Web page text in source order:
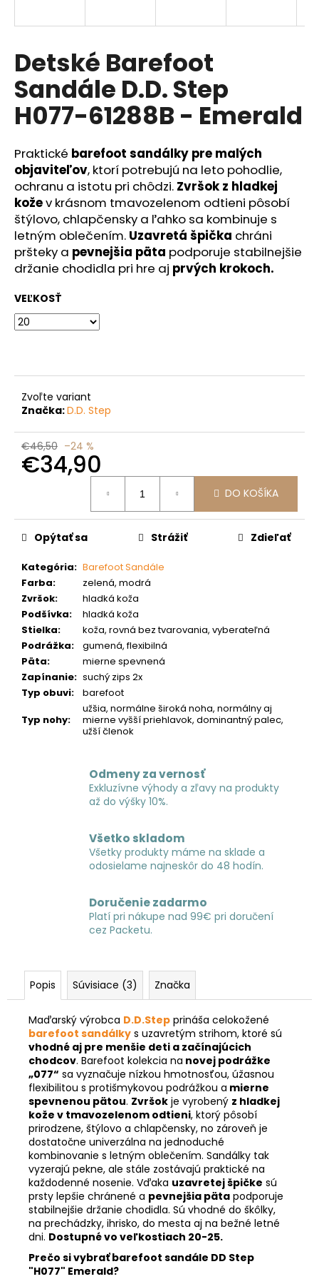
Detské Barefoot
Sandále D.D. Step
H077-61288B - Emerald
Praktické barefoot sandálky pre malých
objaviteľov, ktorí potrebujú na leto pohodlie,
ochranu a istotu pri chôdzi. Zvršok z hladkej
kožev krásnom tmavozelenom odtieni pôsobí
štýlovo, chlapčensky a ľahko sa kombinuje s
letným oblečením. Uzavretá špička chráni
pršteky a pevnejšia päta podporuje stabilnejšie
držanie chodidla pri hre aj prvých krokoch.
VEĽKOSŤ
Zvoľte variant
Značka:D.D. Step
€46,50 –24 %
€34,90
DO KOŠÍKA
Kategória: Barefoot Sandále
Farba:
zelená, modrá
Zvršok:
hladká koža
Podšívka:
hladká koža
Stielka:
koža, rovná bez tvarovania, vyberateľná
Podrážka:
gumená, flexibilná
Päta:
mierne spevnená
Zapínanie: suchý zips 2x
Typ obuvi:
barefoot
Typ nohy:
užšia, normálne široká noha, normálny aj
mierne vyšší priehlavok, dominantný palec,
užší členok
Opýtať sa Strážiť Zdieľať
Odmeny za vernosť
Exkluzívne výhody a zľavy na produkty
až do výšky 10%.
Všetko skladom
Všetky produkty máme na sklade a
odosielame najneskôr do 48 hodín.
Doručenie zadarmo
Platí pri nákupe nad 99€ pri doručení
cez Packetu.
Popis Súvisiace (3) Značka
Maďarský výrobca D.D.Step prináša celokožené
barefoot sandálky s uzavretým strihom, ktoré sú
vhodné aj pre menšie deti a začínajúcich
chodcov. Barefoot kolekcia na novej podrážke
„077“ sa vyznačuje nízkou hmotnosťou, úžasnou
flexibilitou s protišmykovou podrážkou a mierne
spevnenou pätou. Zvršok je vyrobený z hladkej
kože v tmavozelenom odtieni, ktorý pôsobí
prirodzene, štýlovo a chlapčensky, no zároveň je
dostatočne univerzálna na jednoduché
kombinovanie s letným oblečením. Sandálky tak
vyzerajú pekne, ale stále zostávajú praktické na
každodenné nosenie. Vďaka uzavretej špičke sú
prsty lepšie chránené a pevnejšia päta podporuje
stabilnejšie držanie chodidla. Sú vhodné do škôlky,
na prechádzky, ihrisko, do mesta aj na bežné letné
dni. Dostupné vo veľkostiach 20-25.
Prečo si vybrať barefoot sandále DD Step
"H077" Emerald?
s
ť
?
HĽADAŤ
O
d
p
o
r
ú
č